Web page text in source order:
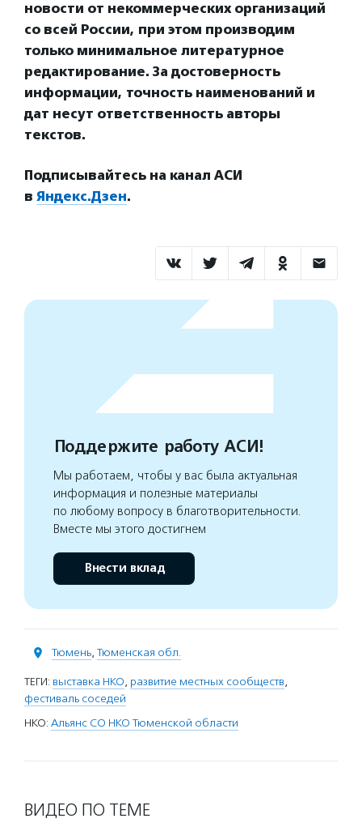
новости от некоммерческих организаций
со всей России, при этом производим
только минимальное литературное
редактирование. За достоверность
информации, точность наименований и
дат несут ответственность авторы
текстов.
Подписывайтесь на канал АСИ
в Яндекс.Дзен.
Поддержите работу АСИ!
Мы работаем, чтобы у вас была актуальная
информация и полезные материалы
по любому вопросу в благотворительности.
Вместе мы этого достигнем
Внести вклад
Тюмень, Тюменская обл.
ТЕГИ: выставка НКО, развитие местных сообществ,
фестиваль соседей
НКО: Альянс СО НКО Тюменской области
ВИДЕО ПО ТЕМЕ